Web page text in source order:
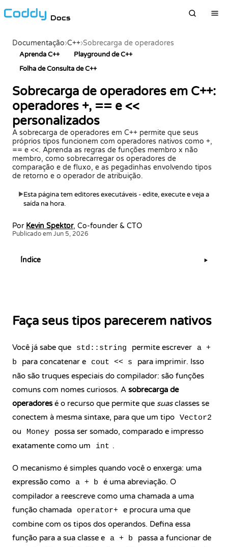
Docs
Documentação›C++›Sobrecarga de operadores
Aprenda C++
Playground de C++
Folha de Consulta de C++
Sobrecarga de operadores em C++:
operadores +, == e <<
personalizados
A sobrecarga de operadores em C++ permite que seus
próprios tipos funcionem com operadores nativos como +,
== e <<. Aprenda as regras de funções membro x não
membro, como sobrecarregar os operadores de
comparação e de fluxo, e as pegadinhas envolvendo tipos
de retorno e o operador de atribuição.
▶Esta página tem editores executáveis - edite, execute e veja a
saída na hora.
Por Kevin Spektor, Co-founder & CTO
Publicado em Jun 5, 2026
Faça seus tipos parecerem nativos
Você já sabe que std::string permite escrever
a +
b
para concatenar e cout << s
para imprimir. Isso
não são truques especiais do compilador: são funções
comuns com nomes curiosos. A sobrecarga de
operadoresé o recurso que permite que suasclasses se
conectem à mesma sintaxe, para que um tipo Vector2
ou Money
possa ser somado, comparado e impresso
exatamente como um
int .
O mecanismo é simples quando você o enxerga: uma
expressão como
a + b
é uma abreviação. O
compilador a reescreve como uma chamada a uma
função chamada
operator+ e procura uma que
combine com os tipos dos operandos. Defina essa
função para a sua classe e
a + b
passa a funcionar de
Índice ▶